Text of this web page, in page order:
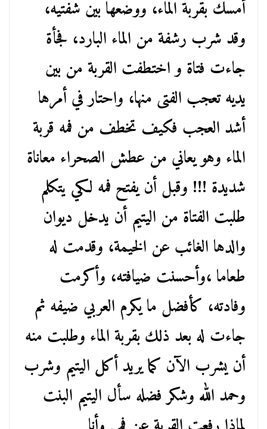
أمسك بقربة الماء، ووضعها بين شفتيه،
وقد شرب رشفة من الماء البارد، فجأة
جاءت فتاة و اختطفت القربة من بين
يديه تعجب الفتى منها، واحتار في أمرها
أشد العجب فكيف تخطف من فمه قربة
الماء وهو يعاني من عطش الصحراء معاناة
شديدة !!! وقبل أن يفتح فمه لكي يتكلم
طلبت الفتاة من اليتيم أن يدخل ديوان
والدها الغائب عن الخيمة، وقدمت له
طعاما ،وأحسنت ضيافته، وأكرمت
وفادته، كأفضل ما يكرم العربي ضيفه ثم
جاءت له بعد ذلك بقربة الماء وطلبت منه
أن يشرب الآن كما يريد أكل اليتيم وشرب
وحمد الله وشكر فضله سأل اليتيم البنت